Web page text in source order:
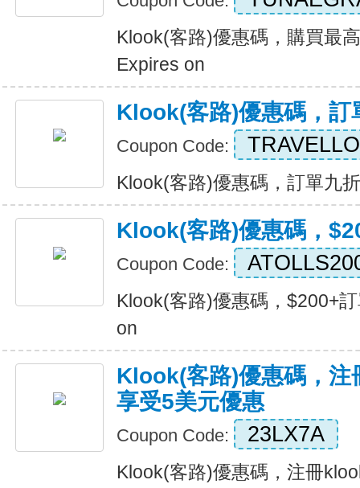
Klook(客路)優惠碼，購買最
Expires on
Klook(客路)優惠碼，訂
Coupon Code:
Klook(客路)優惠碼，訂單九
Klook(客路)優惠碼，
Coupon Code:
Klook(客路)優惠碼，$200+
on
Klook(客路)優惠碼，
享受5美元優惠
Coupon Code: 23LX7A
Klook(客路)優惠碼，注冊